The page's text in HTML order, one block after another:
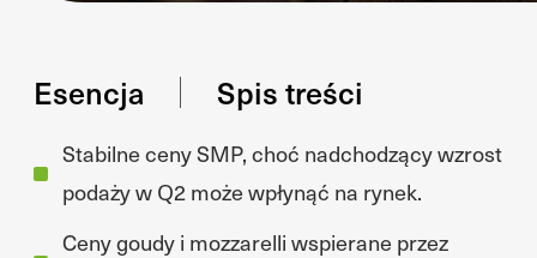
Esencja Spis treści
Stabilne ceny SMP, choć nadchodzący wzrost
podaży w Q2 może wpłynąć na rynek.
Ceny goudy i mozzarelli wspierane przez